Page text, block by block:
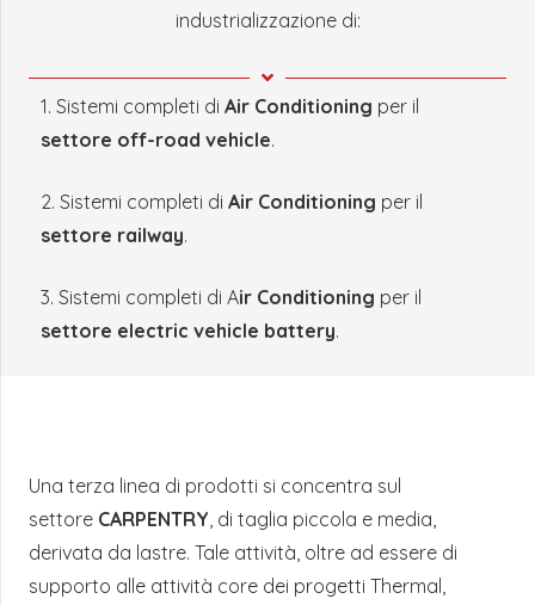
industrializzazione di:
1. Sistemi completi di Air Conditioning per il
settore off-road vehicle.
2. Sistemi completi di Air Conditioning per il
settore railway.
3. Sistemi completi di Air Conditioning per il
settore electric vehicle battery.
Una terza linea di prodotti si concentra sul
settore CARPENTRY , di taglia piccola e media,
derivata da lastre. Tale attività, oltre ad essere di
supporto alle attività core dei progetti Thermal,